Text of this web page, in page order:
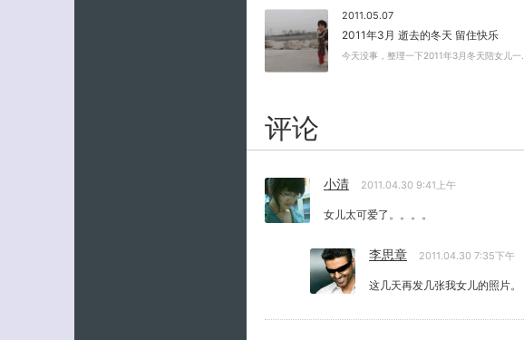
2011.05.07
2011年3月 逝去的冬天 留住快乐
今天没事，整理一下2011年3月冬天陪女儿一…
评论
小清 2011.04.30 9:41上午
女儿太可爱了。。。。
李思章 2011.04.30 7:35下午
这几天再发几张我女儿的照片。